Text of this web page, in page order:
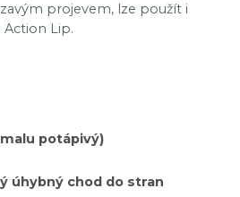
projevem, lze použít i
Lip.
potápivý)
úhybný chod do stran